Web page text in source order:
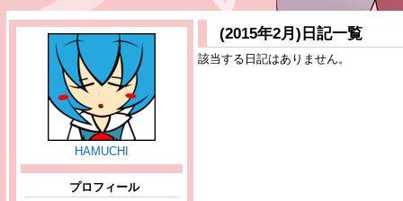
HAMUCHI
プロフィール
(2015年2月)日記一覧
該当する日記はありません。